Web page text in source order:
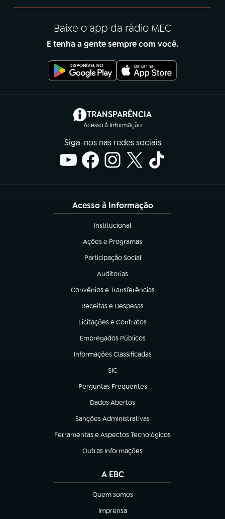
Baixe o app da rádio MEC
E tenha a gente sempre com você.
TRANSPARÊNCIA
Acesso à Informação
(abre em nova aba)
Siga-nos nas redes sociais
Acesso à Informação
Institucional
(abre em nova aba)
Ações e Programas
(abre em nova aba)
Participação Social
(abre em nova aba)
Auditorias
(abre em nova aba)
Convênios e Transferências
(abre em nova aba)
Receitas e Despesas
(abre em nova aba)
Licitações e Contratos
(abre em nova aba)
Empregados Públicos
(abre em nova aba)
Informações Classificadas
(abre em nova aba)
SIC
(abre em nova aba)
Perguntas Frequentes
(abre em nova aba)
Dados Abertos
(abre em nova aba)
Sanções Administrativas
(abre em nova aba)
Ferramentas e Aspectos Tecnológicos
(abre em nova aba)
Outras Informações
(abre em nova aba)
A EBC
Quem somos
(abre em nova aba)
Imprensa
(abre em nova aba)